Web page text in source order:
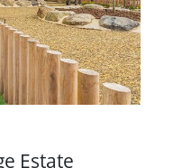
Estate